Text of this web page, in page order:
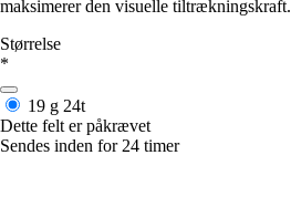
maksimerer den visuelle tiltrækningskraft.
Størrelse
*
19 g 24t
Dette felt er påkrævet
Sendes inden for 24 timer